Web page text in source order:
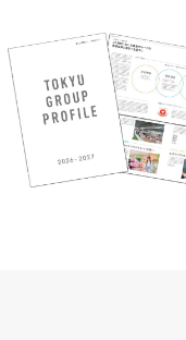
東急財団
東急病院
電車とバスの
博物館